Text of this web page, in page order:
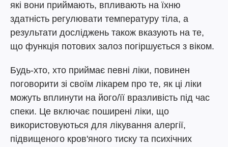
які вони приймають, впливають на їхню
здатність регулювати температуру тіла, а
результати досліджень також вказують на те,
що функція потових залоз погіршується з віком.
Будь-хто, хто приймає певні ліки, повинен
поговорити зі своїм лікарем про те, як ці ліки
можуть вплинути на його/її вразливість під час
спеки. Це включає поширені ліки, що
використовуються для лікування алергії,
підвищеного кров'яного тиску та психічних